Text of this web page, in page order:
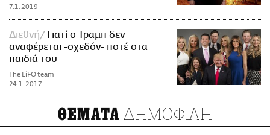
7.1.2019
Διεθνή
Γιατί ο Τραμπ δεν
αναφέρεται -σχεδόν- ποτέ στα
παιδιά του
The LiFO team
24.1.2017
ΘΕΜΑΤΑ ΔΗΜΟΦΙΛΗ